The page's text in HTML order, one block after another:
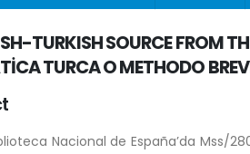
TURKISH SOURCE FROM
TURCA O METHODO
Nacional de España’da Mss/